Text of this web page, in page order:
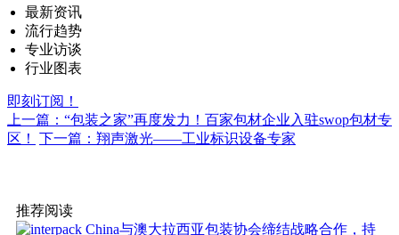
最新资讯
流行趋势
专业访谈
行业图表
即刻订阅！
上一篇：“包装之家”再度发力！百家包材企业入驻swop包材专
区！
下一篇：翔声激光——工业标识设备专家
推荐阅读